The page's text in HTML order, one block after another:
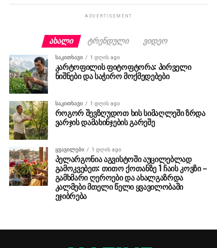
ADVERTISEMENT
ᲐᲮᲐᲚᲘ ᲢᲠᲔᲜᲓᲣᲚᲘ ᲕᲘᲓᲔᲝ
ᲡᲐᲙᲘᲗᲮᲐᲕᲘ 1 დღის ago
კარტოფილის ფიტოფტორა: პირველი
ნიშნები და საჭირო მოქმედებები
ᲡᲐᲙᲘᲗᲮᲐᲕᲘ 1 დღის ago
როგორ შევზღუდოთ ხის სიმაღლეში ზრდა
ვარჯის დამახინჯების გარეშე
ᲧᲕᲐᲕᲘᲚᲔᲑᲘ 1 დღის ago
პელარგონია აგვისტოში აუცილებლად
გამოკვებეთ: თითო ქოთანზე 1 ჩაის კოვზი –
გამხმარი ღეროები და ახალგაზრდა
კალმები მთელი წელი ყვავილობაში
ეჯიბრება